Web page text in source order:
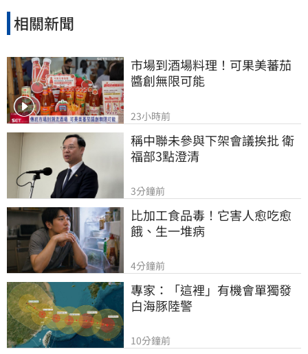
相關新聞
市場到酒場料理！可果美蕃茄
醬創無限可能
23小時前
稱中聯未參與下架會議挨批 衛
福部3點澄清
3分鐘前
比加工食品毒！它害人愈吃愈
餓、生一堆病
4分鐘前
專家：「這裡」有機會單獨發
白海豚陸警
10分鐘前